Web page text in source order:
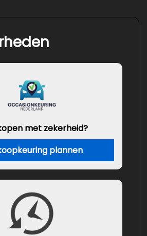
met zekerheid?
plannen